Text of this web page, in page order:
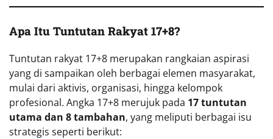
Apa Itu Tuntutan Rakyat 17+8?
Tuntutan rakyat 17+8 merupakan rangkaian aspirasi
yang di sampaikan oleh berbagai elemen masyarakat,
mulai dari aktivis, organisasi, hingga kelompok
profesional. Angka 17+8 merujuk pada 17 tuntutan
utama dan 8 tambahan, yang meliputi berbagai isu
strategis seperti berikut: